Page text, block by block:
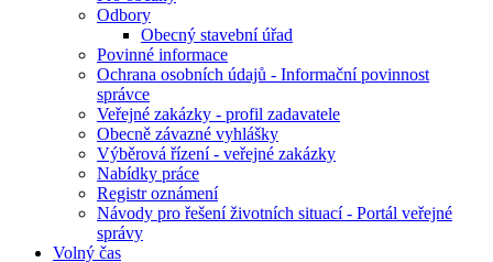
Odbory
Obecný stavební úřad
Povinné informace
Ochrana osobních údajů - Informační povinnost
správce
Veřejné zakázky - profil zadavatele
Obecně závazné vyhlášky
Výběrová řízení - veřejné zakázky
Nabídky práce
Registr oznámení
Návody pro řešení životních situací - Portál veřejné
správy
Volný čas